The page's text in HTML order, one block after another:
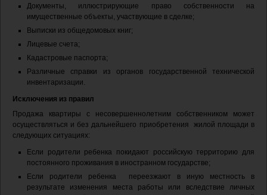
Документы, иллюстрирующие право собственности на
имущественные объекты, участвующие в сделке;
Выписки из общедомовых книг;
Лицевые счета;
Кадастровые паспорта;
Различные справки из органов государственной технической
инвентаризации.
Исключения из правил
Продажа квартиры с несовершеннолетним собственником может
осуществляться и без дальнейшего приобретения жилой площади в
следующих ситуациях:
Если родители ребенка покидают российскую территорию для
постоянного проживания в иностранном государстве;
Если родители ребенка переезжают в иную местность в
результате изменения места работы или вследствие личных